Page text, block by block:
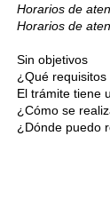
Horarios de
Horarios de
Sin objetivos
¿Qué
El trámite tiene
¿Cómo se
¿Dónde puedo